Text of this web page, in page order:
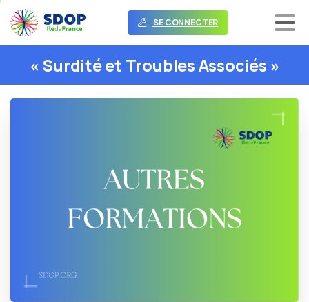
SE CONNECTER
« Surditéet TroublesAssociés »